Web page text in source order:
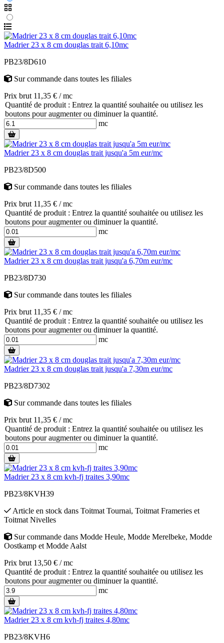
Madrier 23 x 8 cm douglas trait 6,10mc
PB23/8D610
Sur commande dans toutes les filiales
Prix brut 11,35 € / mc
Quantité de produit : Entrez la quantité souhaitée ou utilisez les
boutons pour augmenter ou diminuer la quantité.
mc
Madrier 23 x 8 cm douglas trait jusqu'a 5m eur/mc
PB23/8D500
Sur commande dans toutes les filiales
Prix brut 11,35 € / mc
Quantité de produit : Entrez la quantité souhaitée ou utilisez les
boutons pour augmenter ou diminuer la quantité.
mc
Madrier 23 x 8 cm douglas trait jusqu'a 6,70m eur/mc
PB23/8D730
Sur commande dans toutes les filiales
Prix brut 11,35 € / mc
Quantité de produit : Entrez la quantité souhaitée ou utilisez les
boutons pour augmenter ou diminuer la quantité.
mc
Madrier 23 x 8 cm douglas trait jusqu'a 7,30m eur/mc
PB23/8D7302
Sur commande dans toutes les filiales
Prix brut 11,35 € / mc
Quantité de produit : Entrez la quantité souhaitée ou utilisez les
boutons pour augmenter ou diminuer la quantité.
mc
Madrier 23 x 8 cm kvh-fj traites 3,90mc
PB23/8KVH39
Article en stock dans Toitmat Tournai, Toitmat Frameries et
Toitmat Nivelles
Sur commande dans Modde Heule, Modde Merelbeke, Modde
Oostkamp et Modde Aalst
Prix brut 13,50 € / mc
Quantité de produit : Entrez la quantité souhaitée ou utilisez les
boutons pour augmenter ou diminuer la quantité.
mc
Madrier 23 x 8 cm kvh-fj traites 4,80mc
PB23/8KVH6